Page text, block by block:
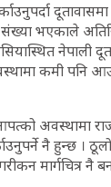
भएकाले
नेपाली
कमी पनि
अवस्थामा
नै हुन्छ ।
मार्गचित्र नै